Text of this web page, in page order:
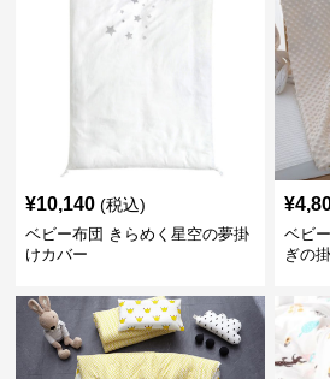
¥10,140 (税込)
ベビー布団 きらめく星空の夢掛
けカバー
¥
ベビ
ぎの